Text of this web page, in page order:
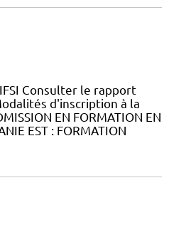
Consulter le rapport
d'inscription à la
EN FORMATION EN
EST : FORMATION